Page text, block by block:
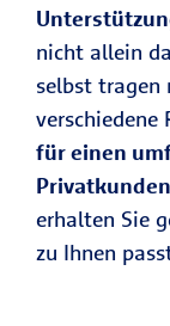
nicht allein
selbst tragen
verschiedene
für einen
erhalten Sie
zu Ihnen